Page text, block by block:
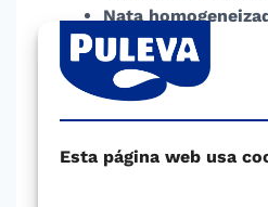
Esta página web usa
Nata
glóbulos grasos,
Nata congelada
proceso rápido de
mantenerse a
18 meses, desde